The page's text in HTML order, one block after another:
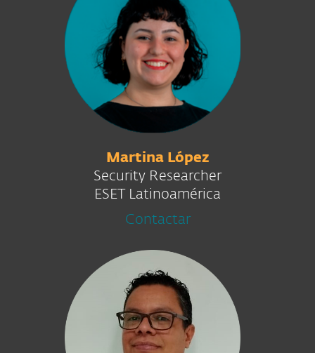
Martina López
Security Researcher
ESET Latinoamérica
Contactar